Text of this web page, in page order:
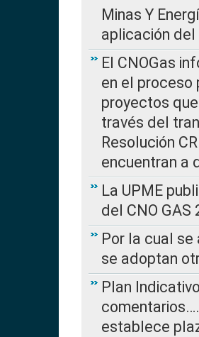
Minas Y
aplicación
El CNOGas
en el proceso
proyectos
través del
Resolución
encuentran a
La UPME
del CNO
Por la cual
se adoptan
Plan
establece